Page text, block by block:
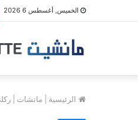
الخميس, أغسطس 6 2026
الرئيسية ماتشات